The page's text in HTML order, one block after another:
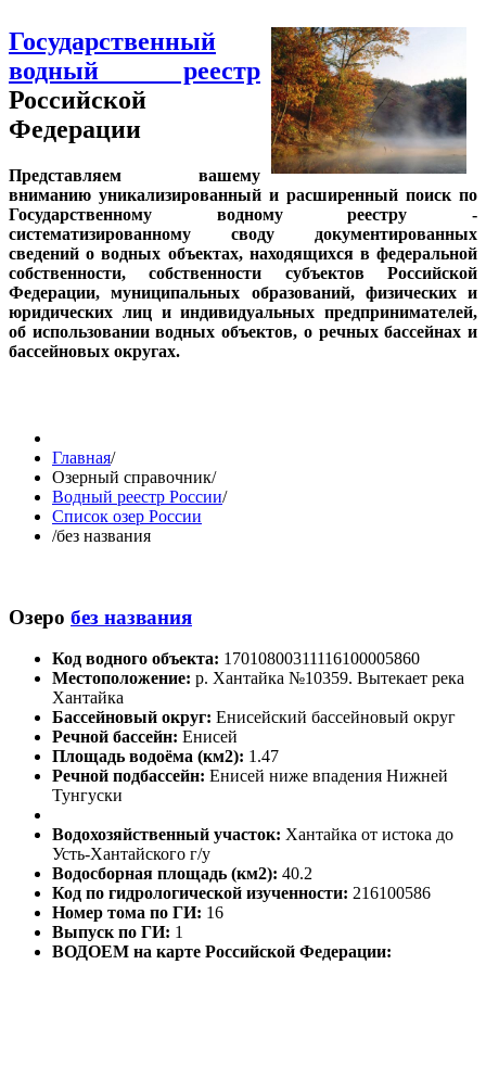
Государственный
водный реестр
Российской
Федерации
Представляем вашему
вниманию уникализированный и расширенный поиск по
Государственному водному реестру -
систематизированному своду документированных
сведений о водных объектах, находящихся в федеральной
собственности, собственности субъектов Российской
Федерации, муниципальных образований, физических и
юридических лиц и индивидуальных предпринимателей,
об использовании водных объектов, о речных бассейнах и
бассейновых округах.
Главная/
Озерный справочник/
Водный реестр России/
Список озер России
/без названия
Озеро без названия
Код водного объекта: 17010800311116100005860
Местоположение: р. Хантайка №10359. Вытекает река
Хантайка
Бассейновый округ: Енисейский бассейновый округ
Речной бассейн: Енисей
Площадь водоёма (км2): 1.47
Речной подбассейн: Енисей ниже впадения Нижней
Тунгуски
Водохозяйственный участок: Хантайка от истока до
Усть-Хантайского г/у
Водосборная площадь (км2): 40.2
Код по гидрологической изученности: 216100586
Номер тома по ГИ: 16
Выпуск по ГИ: 1
ВОДОЕМ на карте Российской Федерации: